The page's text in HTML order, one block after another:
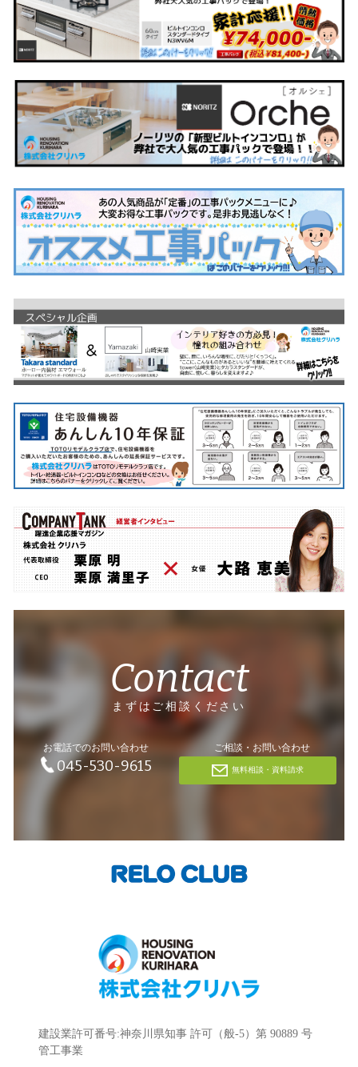
Contact
まずはご相談ください
お電話でのお問い合わせ
045-530-9615
ご相談・お問い合わせ
無料相談・資料請求
建設業許可番号:神奈川県知事 許可（般-5）第 90889 号
管工事業